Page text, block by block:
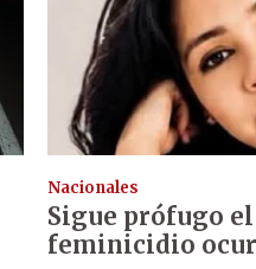
Nacionales
Sigue prófugo
feminicidio